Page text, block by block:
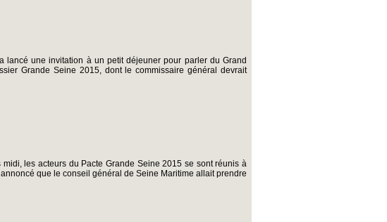
lancé une invitation à un petit déjeuner pour parler du Grand
Grande Seine 2015, dont le commissaire général devrait
les acteurs du Pacte Grande Seine 2015 se sont réunis à
que le conseil général de Seine Maritime allait prendre